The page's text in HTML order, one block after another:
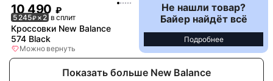
10 490 ₽
5 245₽× 2 в сплит
Кроссовки New Balance
574 Black
Можно вернуть
Не нашли товар?
Байер найдёт всё
Подробнее
Показать больше New Balance